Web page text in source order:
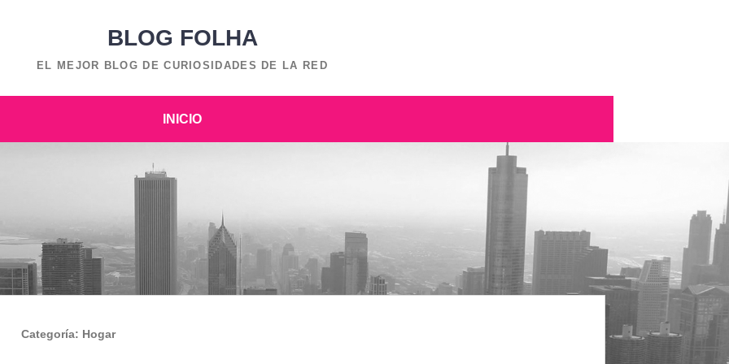
BLOG FOLHA
EL MEJOR BLOG DE CURIOSIDADES DE LA RED
INICIO
Categoría: Hogar